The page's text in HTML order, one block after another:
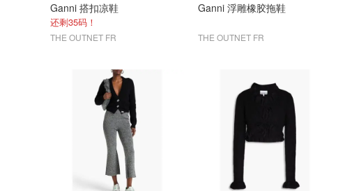
Ganni 搭扣凉鞋
还剩35码！
THE OUTNET FR
Ganni 浮雕橡胶拖鞋
THE OUTNET FR